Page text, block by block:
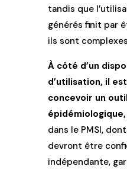
tandis que
générés finit par
ils sont
À côté d’un
d’utilisation, il
concevoir un
épidémiologique,
dans le PMSI,
devront être
indépendante,